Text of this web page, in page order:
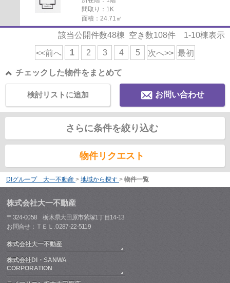
間取り：1K
面積：24.71㎡
該当公開件数48棟 空き数108件 1-10棟表示
<<前へ 1 2 3 4 5 次へ>> 最初
チェックした物件をまとめて
お問い合わせ
検討リストに追加
さらに条件を絞り込む
物件リクエスト
DIグループ 大一不動産 > 地域から探す > 物件一覧
株式会社大一不動産
〒324-0058 栃木県大田原市紫塚1丁目14-13
お問合せ：ＴＥＬ. 0287-22-5119
株式会社大一不動産
株式会社DI・SANWA
CORPORATION